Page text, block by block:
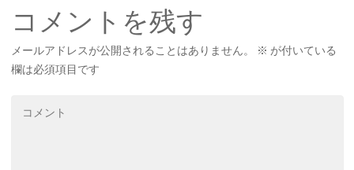
コメントを残す
メールアドレスが公開されることはありません。 ※ が付いている
欄は必須項目です